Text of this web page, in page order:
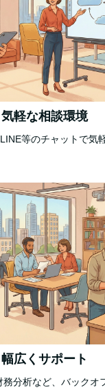
気軽な相談環境
等のチャットで気
幅広くサポート
分析など、バックオ